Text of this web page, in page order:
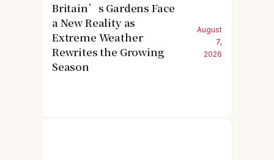
Britain’s Gardens Face
a New Reality as
Extreme Weather
Rewrites the Growing
Season
August
7,
2026